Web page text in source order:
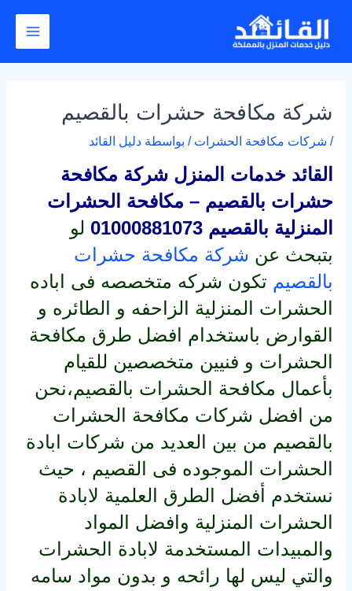
المحتوى
Main
شركة مكافحة حشرات بالقصيم
/ شركات مكافحة الحشرات / بواسطة دليل القائد
القائد خدمات المنزل شركة مكافحة
حشرات بالقصيم – مكافحة الحشرات
المنزلية بالقصيم 01000881073
لو
بتبحث عن شركة مكافحة حشرات
بالقصيم تكون شركه متخصصه فى اباده
الحشرات المنزلية الزاحفه و الطائره و
القوارض باستخدام افضل طرق مكافحة
الحشرات و فنيين متخصصين للقيام
بأعمال مكافحة الحشرات بالقصيم،نحن
من افضل شركات مكافحة الحشرات
بالقصيم من بين العديد من شركات ابادة
الحشرات الموجوده فى القصيم ، حيث
نستخدم أفضل الطرق العلمية لابادة
الحشرات المنزلية وافضل المواد
والمبيدات المستخدمة لابادة الحشرات
والتي ليس لها رائحه و بدون مواد سامه
navigation